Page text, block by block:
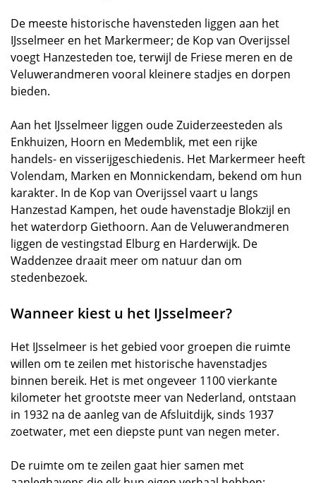
De meeste historische havensteden liggen aan het
IJsselmeer en het Markermeer; de Kop van Overijssel
voegt Hanzesteden toe, terwijl de Friese meren en de
Veluwerandmeren vooral kleinere stadjes en dorpen
bieden.
Aan het IJsselmeer liggen oude Zuiderzeesteden als
Enkhuizen, Hoorn en Medemblik, met een rijke
handels- en visserijgeschiedenis. Het Markermeer heeft
Volendam, Marken en Monnickendam, bekend om hun
karakter. In de Kop van Overijssel vaart u langs
Hanzestad Kampen, het oude havenstadje Blokzijl en
het waterdorp Giethoorn. Aan de Veluwerandmeren
liggen de vestingstad Elburg en Harderwijk. De
Waddenzee draait meer om natuur dan om
stedenbezoek.
Wanneer kiest u het IJsselmeer?
Het IJsselmeer is het gebied voor groepen die ruimte
willen om te zeilen met historische havenstadjes
binnen bereik. Het is met ongeveer 1100 vierkante
kilometer het grootste meer van Nederland, ontstaan
in 1932 na de aanleg van de Afsluitdijk, sinds 1937
zoetwater, met een diepste punt van negen meter.
De ruimte om te zeilen gaat hier samen met